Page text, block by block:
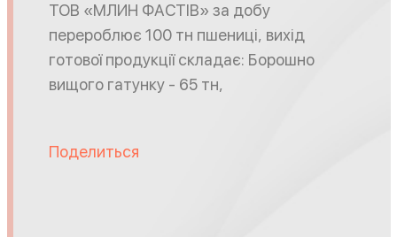
ТОВ «МЛИН ФАСТІВ» за добу
перероблює 100 тн пшениці, вихід
готової продукції складає: Борошно
вищого гатунку - 65 тн,
Поделиться